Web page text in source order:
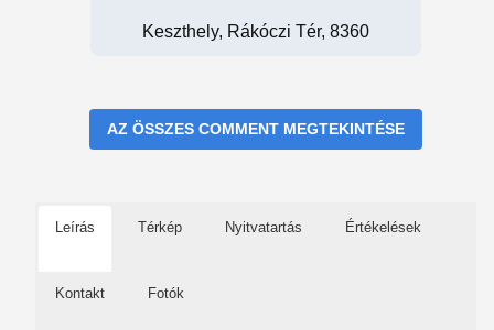
Keszthely, Rákóczi Tér, 8360
AZ ÖSSZES COMMENT MEGTEKINTÉSE
Leírás Térkép Nyitvatartás Értékelések
Kontakt Fotók